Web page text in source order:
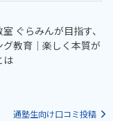
ぐらみんが目指す、
教育｜楽しく本質が
は
通塾生向け口コミ投稿